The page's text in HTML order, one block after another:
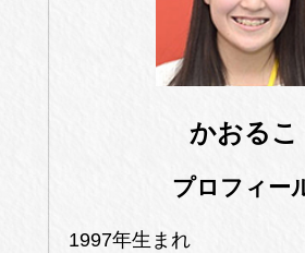
かおるこ
プロフィー
1997年生まれ